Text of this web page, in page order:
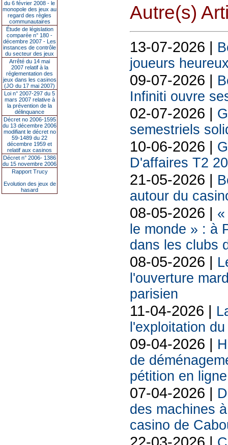
du 6 février 2008 - le
monopole des jeux au
regard des règles
communautaires
Étude de législation
comparée n° 180 -
décembre 2007 - Les
instances de contrôle
du secteur des jeux
Arrêté du 14 mai
2007 relatif à la
réglementation des
jeux dans les casinos
(JO du 17 mai 2007)
Loi n° 2007-297 du 5
mars 2007 relative à
la prévention de la
délinquance
Décret no 2006-1595
du 13 décembre 2006
modifiant le décret no
59-1489 du 22
décembre 1959 et
relatif aux casinos
Décret n° 2006- 1386
du 15 novembre 2006
Rapport Trucy
Evolution des jeux de
hasard
Autre(s)
13-07-2026 |
joueurs
09-07-2026 |
Infiniti ouvre
02-07-2026 |
semestriels
10-06-2026 |
D'affaires T2
21-05-2026 |
autour du
08-05-2026 |
le monde » : à
dans les clubs
08-05-2026 |
l'ouverture
parisien
11-04-2026 |
l'exploitation
09-04-2026 |
de
pétition en ligne
07-04-2026 |
des machines
casino de